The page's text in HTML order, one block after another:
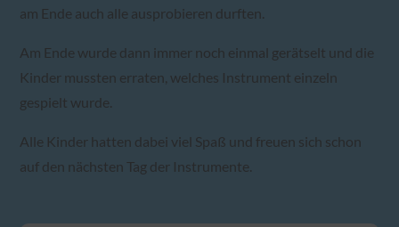
am Ende auch alle ausprobieren durften.
Am Ende wurde dann immer noch einmal gerätselt und die
Kinder mussten erraten, welches Instrument einzeln
gespielt wurde.
Alle Kinder hatten dabei viel Spaß und freuen sich schon
auf den nächsten Tag der Instrumente.